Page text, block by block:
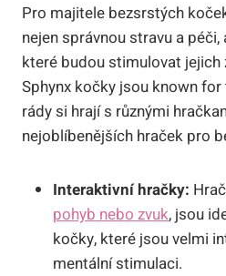
Pro majitele bezsrstých
nejen správnou stravu a
které budou stimulovat jejich
Sphynx kočky jsou known
rády si hrají s různými
nejoblíbenějších hraček pro
Interaktivní hračky:
pohyb nebo zvuk, jsou
kočky, které jsou velmi
mentální stimulaci.